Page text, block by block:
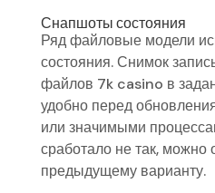
Снапшоты состояния
Ряд файловые модели
состояния. Снимок
файлов 7k casino в
удобно перед
или значимыми
сработало не так, можно
предыдущему варианту.